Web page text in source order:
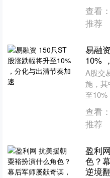
股价
查看：
推荐
易融
10%
A股交
施，其
至
Wind
整理
查看：
推荐
盈利
色？
逆境